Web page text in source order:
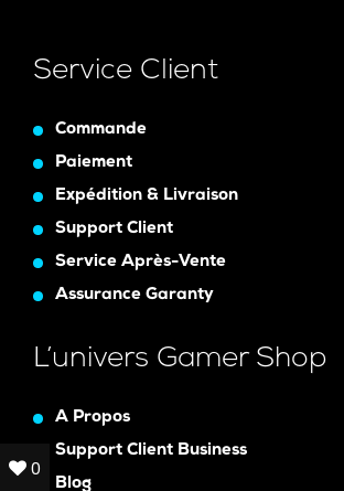
Service Client
Commande
Paiement
Expédition & Livraison
Support Client
Service Après-Vente
Assurance Garanty
L’univers Gamer Shop
A Propos
Support Client Business
Blog
0
0